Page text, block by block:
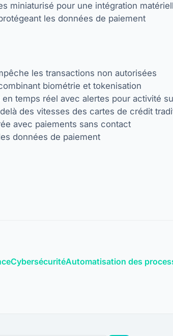
miniaturisé pour une intégration
les données de paiement
les transactions non autorisées
biométrie et tokenisation
temps réel avec alertes pour activité
des vitesses des cartes de crédit
avec paiements sans contact
données de paiement
CybersécuritéAutomatisation des